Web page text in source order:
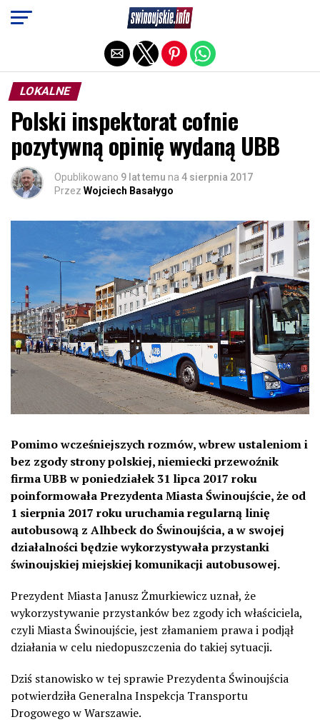
LOKALNE
Polski inspektorat cofnie
pozytywną opinię wydaną UBB
Opublikowano 9 lat temu na 4 sierpnia 2017
Przez Wojciech Basałygo
Pomimo wcześniejszych rozmów, wbrew ustaleniom i
bez zgody strony polskiej, niemiecki przewoźnik
firma UBB w poniedziałek 31 lipca 2017 roku
poinformowała Prezydenta Miasta Świnoujście, że od
1 sierpnia 2017 roku uruchamia regularną linię
autobusową z Alhbeck do Świnoujścia, a w swojej
działalności będzie wykorzystywała przystanki
świnoujskiej miejskiej komunikacji autobusowej.
Prezydent Miasta Janusz Żmurkiewicz uznał, że
wykorzystywanie przystanków bez zgody ich właściciela,
czyli Miasta Świnoujście, jest złamaniem prawa i podjął
działania w celu niedopuszczenia do takiej sytuacji.
Dziś stanowisko w tej sprawie Prezydenta Świnoujścia
potwierdziła Generalna Inspekcja Transportu
Drogowego w Warszawie.
Exit mobile version